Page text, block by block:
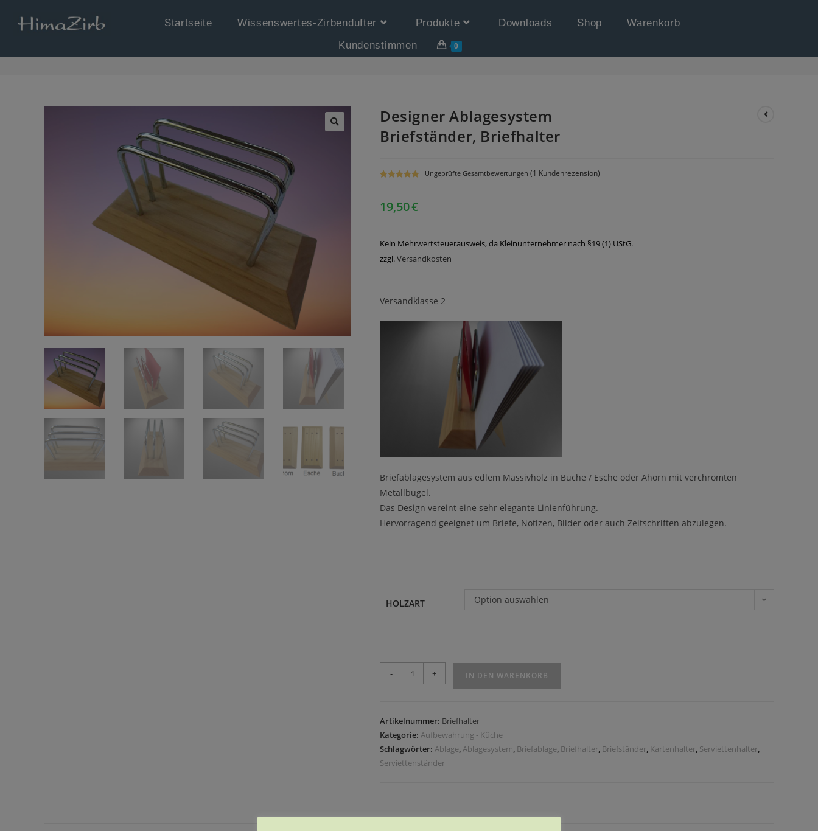
Startseite Wissenswertes-Zirbendufter Produkte Downloads Shop
Warenkorb
Kundenstimmen
0
Designer Ablagesystem
Briefständer, Briefhalter
basierend
rtung
Ungeprüfte Gesamtbewertungen (1 Kundenrezension)
19,50€
Kein Mehrwertsteuerausweis, da Kleinunternehmer nach §19 (1) UStG.
zzgl.Versandkosten
Versandklasse 2
Briefablagesystem aus edlem Massivholz in Buche / Esche oder Ahorn mit verchromten
Metallbügel.
Das Design vereint eine sehr elegante Linienführung.
Hervorragend geeignet um Briefe, Notizen, Bilder oder auch Zeitschriften abzulegen.
HOLZART Option auswählen
- + IN DEN WARENKORB
Artikelnummer: Briefhalter
Kategorie: Aufbewahrung - Küche
Schlagwörter: Ablage,Ablagesystem, Briefablage, Briefhalter, Briefständer, Kartenhalter, Serviettenhalter,
Serviettenständer